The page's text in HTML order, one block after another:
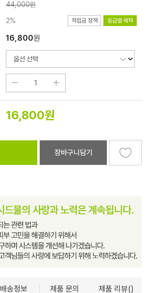
44,000원
2% 적립금 정책 등급별 혜택
16,800원
16,800원
장바구니담기
배송정보 제품 문의 제품 리뷰()